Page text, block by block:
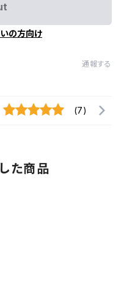
の方向け
通報する
(7)
た商品